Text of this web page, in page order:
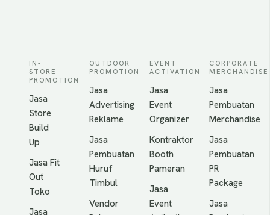
IN-
STORE
PROMOTION
Jasa
Store
Build
Up
Jasa Fit
Out
Toko
Jasa
OUTDOOR
PROMOTION
Jasa
Advertising
Reklame
Jasa
Pembuatan
Huruf
Timbul
Vendor
EVENT
ACTIVATION
Jasa
Event
Organizer
Kontraktor
Booth
Pameran
Jasa
Event
CORPORATE
MERCHANDISE
Jasa
Pembuatan
Merchandise
Jasa
Pembuatan
PR
Package
Jasa